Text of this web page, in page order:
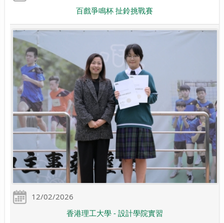
百戲爭鳴杯 扯鈴挑戰賽
12/02/2026
香港理工大學 - 設計學院實習